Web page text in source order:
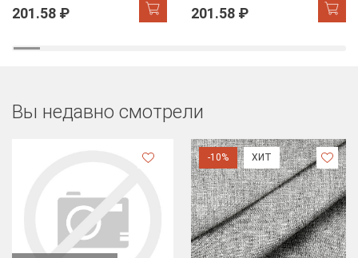
201.58 ₽ 201.58 ₽
Вы недавно смотрели
-10% ХИТ